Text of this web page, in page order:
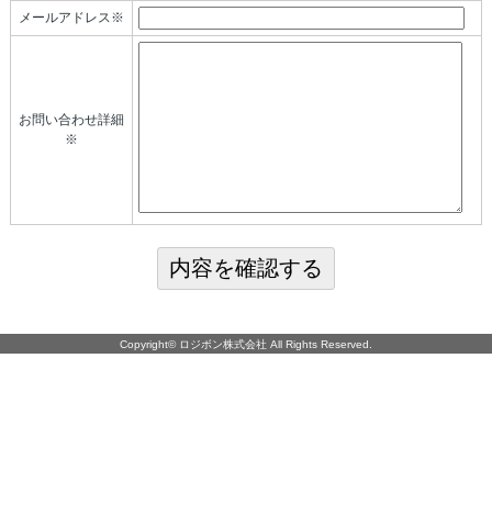
メールアドレス※
お問い合わせ詳細
※
Copyright© ロジボン株式会社 All Rights Reserved.